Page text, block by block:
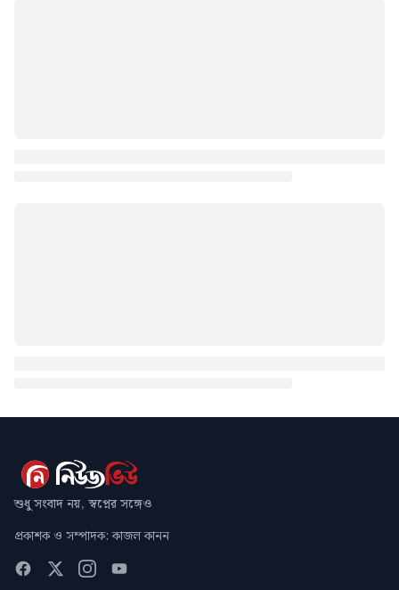
শুধু সংবাদ নয়, স্বপ্নের সঙ্গেও
প্রকাশক ও সম্পাদক: কাজল কানন